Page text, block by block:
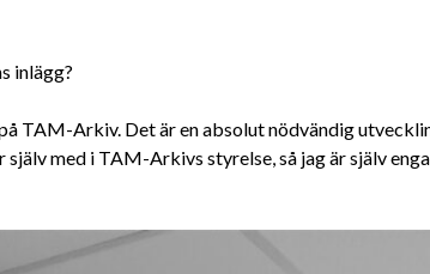
inlägg?
TAM-Arkiv. Det är en absolut nödvändig
med i TAM-Arkivs styrelse, så jag är själv